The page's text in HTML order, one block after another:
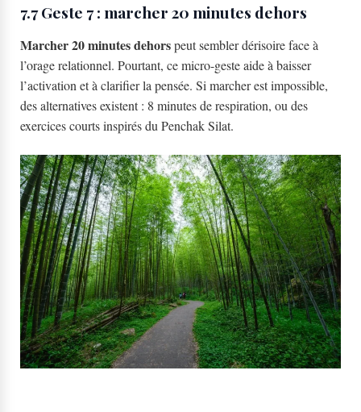
7.7 Geste 7 : marcher 20 minutes dehors
Marcher 20 minutes dehorspeut sembler dérisoire face à
l’orage relationnel. Pourtant, ce micro-geste aide à baisser
l’activation et à clarifier la pensée. Si marcher est impossible,
des alternatives existent : 8 minutes de respiration, ou des
exercices courts inspirés du Penchak Silat.